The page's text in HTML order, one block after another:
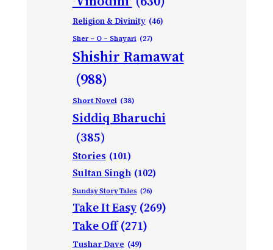
Religion & Divinity (46)
Sher – O – Shayari (27)
Shishir Ramawat
(988)
Short Novel (38)
Siddiq Bharuchi
(385)
Stories (101)
Sultan Singh (102)
Sunday Story Tales (26)
Take It Easy (269)
Take Off (271)
Tushar Dave (49)